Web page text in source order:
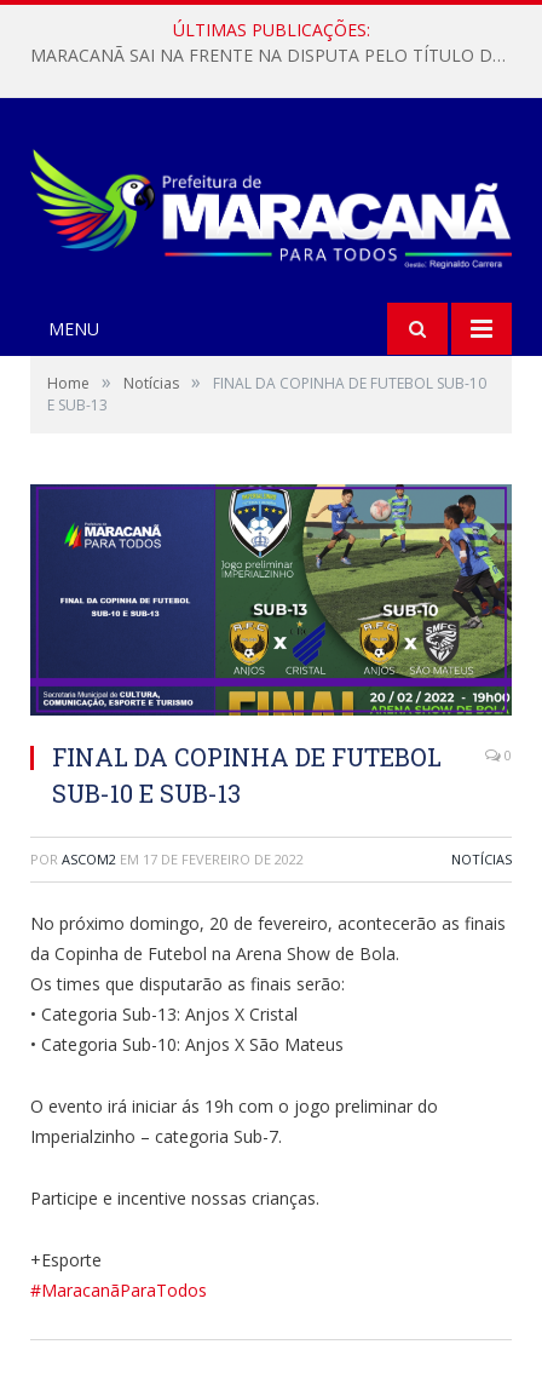
ÚLTIMAS PUBLICAÇÕES:
MARACANÃ SAI NA FRENTE NA DISPUTA PELO TÍTULO DA COPA PARÁ SUB-17!
MENU
Home » Notícias »
FINAL DA COPINHA DE FUTEBOL SUB-10
E SUB-13
FINAL DA COPINHA DE FUTEBOL
SUB-10 E SUB-13
0
POR ASCOM2 EM 17 DE FEVEREIRO DE 2022 NOTÍCIAS
No próximo domingo, 20 de fevereiro, acontecerão as finais
da Copinha de Futebol na Arena Show de Bola.
Os times que disputarão as finais serão:
• Categoria Sub-13: Anjos X Cristal
• Categoria Sub-10: Anjos X São Mateus
O evento irá iniciar ás 19h com o jogo preliminar do
Imperialzinho – categoria Sub-7.
Participe e incentive nossas crianças.
+Esporte
#MaracanãParaTodos